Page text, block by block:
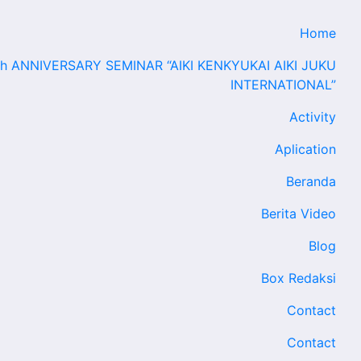
Home
ANNIVERSARY SEMINAR “AIKI KENKYUKAI AIKI JUKU
INTERNATIONAL”
Activity
Aplication
Beranda
Berita Video
Blog
Box Redaksi
Contact
Contact